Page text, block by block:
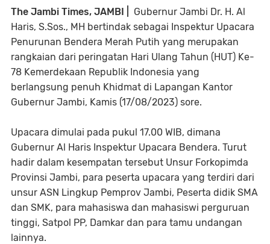
The Jambi Times, JAMBI | Gubernur Jambi Dr. H. Al
Haris, S.Sos., MH bertindak sebagai Inspektur Upacara
Penurunan Bendera Merah Putih yang merupakan
rangkaian dari peringatan Hari Ulang Tahun (HUT) Ke-
78 Kemerdekaan Republik Indonesia yang
berlangsung penuh Khidmat di Lapangan Kantor
Gubernur Jambi, Kamis (17/08/2023) sore.
Upacara dimulai pada pukul 17.00 WIB, dimana
Gubernur Al Haris Inspektur Upacara Bendera. Turut
hadir dalam kesempatan tersebut Unsur Forkopimda
Provinsi Jambi, para peserta upacara yang terdiri dari
unsur ASN Lingkup Pemprov Jambi, Peserta didik SMA
dan SMK, para mahasiswa dan mahasiswi perguruan
tinggi, Satpol PP, Damkar dan para tamu undangan
lainnya.